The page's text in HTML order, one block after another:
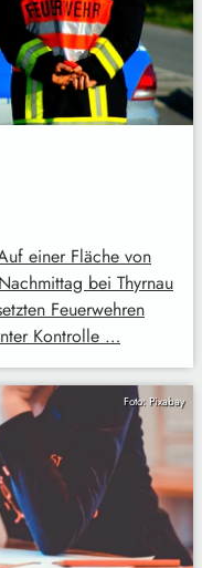
einer Fläche von
bei Thyrnau
Feuerwehren
Kontrolle …
Foto: Pixabay